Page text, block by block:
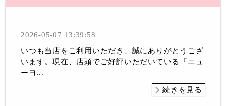
2026-05-07 13:39:58
いつも当店をご利用いただき、誠にありがとうござ
います。現在、店頭でご好評いただいている『ニュ
ーヨ...
続きを見る